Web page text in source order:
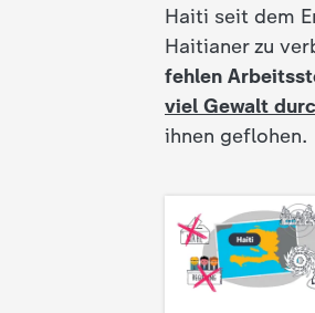
Haiti seit dem
Haitianer zu
fehlen
viel Gewalt
ihnen geflohen.